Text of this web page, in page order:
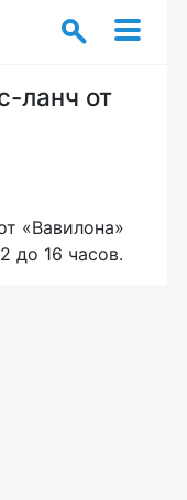
ланч от
«Вавилона»
до 16 часов.